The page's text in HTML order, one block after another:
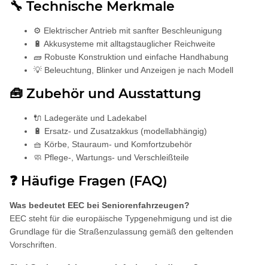
🔧 Technische Merkmale
⚙️ Elektrischer Antrieb mit sanfter Beschleunigung
🔋 Akkusysteme mit alltagstauglicher Reichweite
🧱 Robuste Konstruktion und einfache Handhabung
💡 Beleuchtung, Blinker und Anzeigen je nach Modell
🧰 Zubehör und Ausstattung
🔌 Ladegeräte und Ladekabel
🔋 Ersatz- und Zusatzakkus (modellabhängig)
🧺 Körbe, Stauraum- und Komfortzubehör
🧼 Pflege-, Wartungs- und Verschleißteile
❓ Häufige Fragen (FAQ)
Was bedeutet EEC bei Seniorenfahrzeugen?
EEC steht für die europäische Typgenehmigung und ist die
Grundlage für die Straßenzulassung gemäß den geltenden
Vorschriften.